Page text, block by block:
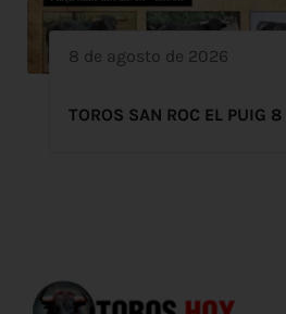
8 de agosto de 2026
TOROS SAN ROC EL PUIG